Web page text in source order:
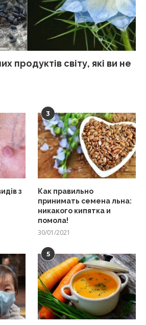
продуктів світу, які ви не
з
3
Как правильно
принимать семена льна:
никакого кипятка и
помола!
30/01/2021
5